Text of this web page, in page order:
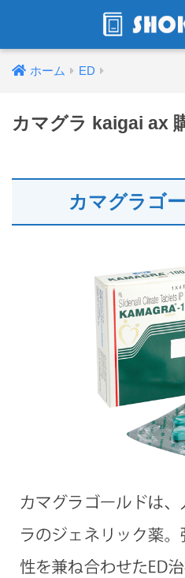
ホーム ED
カマグラ kaigai ax
カマグラゴ